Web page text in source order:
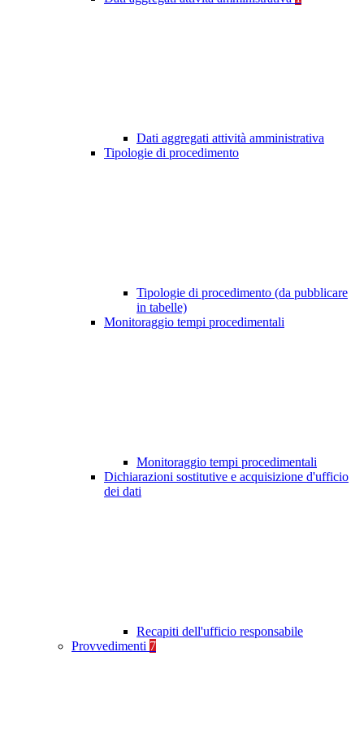
Dati aggregati attività amministrativa
Tipologie di procedimento
Tipologie di procedimento (da pubblicare
in tabelle)
Monitoraggio tempi procedimentali
Monitoraggio tempi procedimentali
Dichiarazioni sostitutive e acquisizione d'ufficio
dei dati
Recapiti dell'ufficio responsabile
Provvedimenti 7